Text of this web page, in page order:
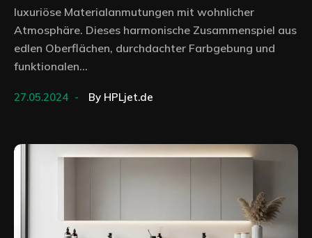
luxuriöse Materialanmutungen mit wohnlicher
Atmosphäre. Dieses harmonische Zusammenspiel aus
edlen Oberflächen, durchdachter Farbgebung und
funktionalen...
27.05.2024 By HPLjet.de